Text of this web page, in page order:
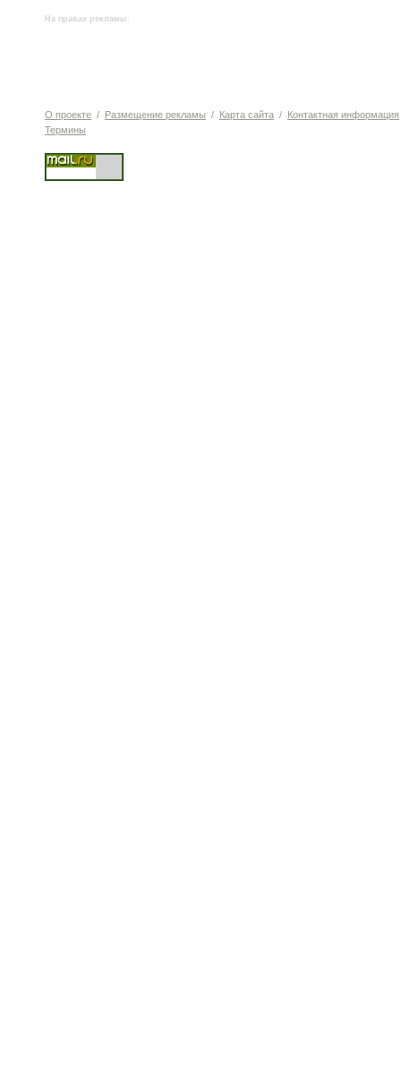
На правах рекламы:
О проекте / Размещение рекламы / Карта сайта / Контактная информация
Термины